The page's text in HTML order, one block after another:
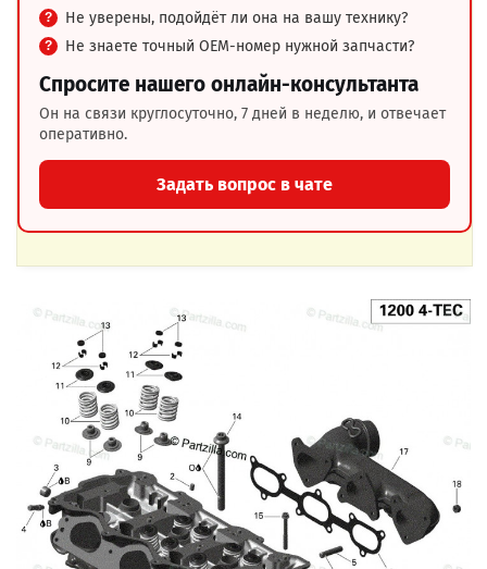
Не уверены, подойдёт ли она на вашу технику?
Не знаете точный OEM-номер нужной запчасти?
Спросите нашего онлайн-консультанта
Он на связи круглосуточно, 7 дней в неделю, и отвечает
оперативно.
Задать вопрос в чате